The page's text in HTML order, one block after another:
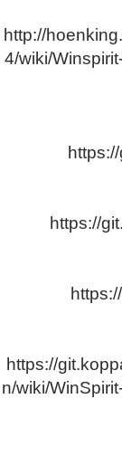
http://
4/wiki/
https://
https://
n/wiki/